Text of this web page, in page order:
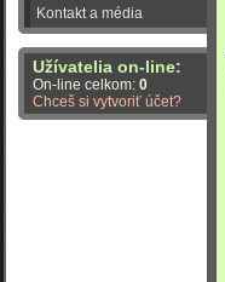
Kontakt a média
Užívatelia on-line:
On-line celkom: 0
Chceš si vytvoriť účet?